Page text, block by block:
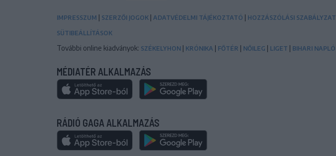
IMPRESSZUM | SZERZŐI JOGOK | ADATVÉDELMI TÁJÉKOZTATÓ | HOZZÁSZÓLÁSI SZABÁLYZAT
SÜTIBEÁLLÍTÁSOK
További online kiadványok: SZÉKELYHON | KRÓNIKA | FŐTÉR | NŐILEG | LIGET | BIHARI NAPLÓ
MÉDIATÉR ALKALMAZÁS
RÁDIÓ GAGA ALKALMAZÁS